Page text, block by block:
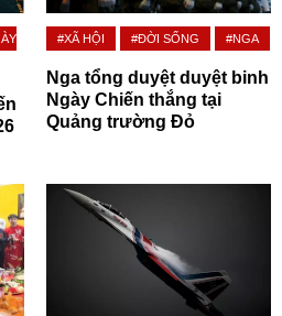
#XÃ HỘI #ĐỜI SỐNG #NGA
Nga tổng duyệt duyệt binh
Ngày Chiến thắng tại
Quảng trường Đỏ